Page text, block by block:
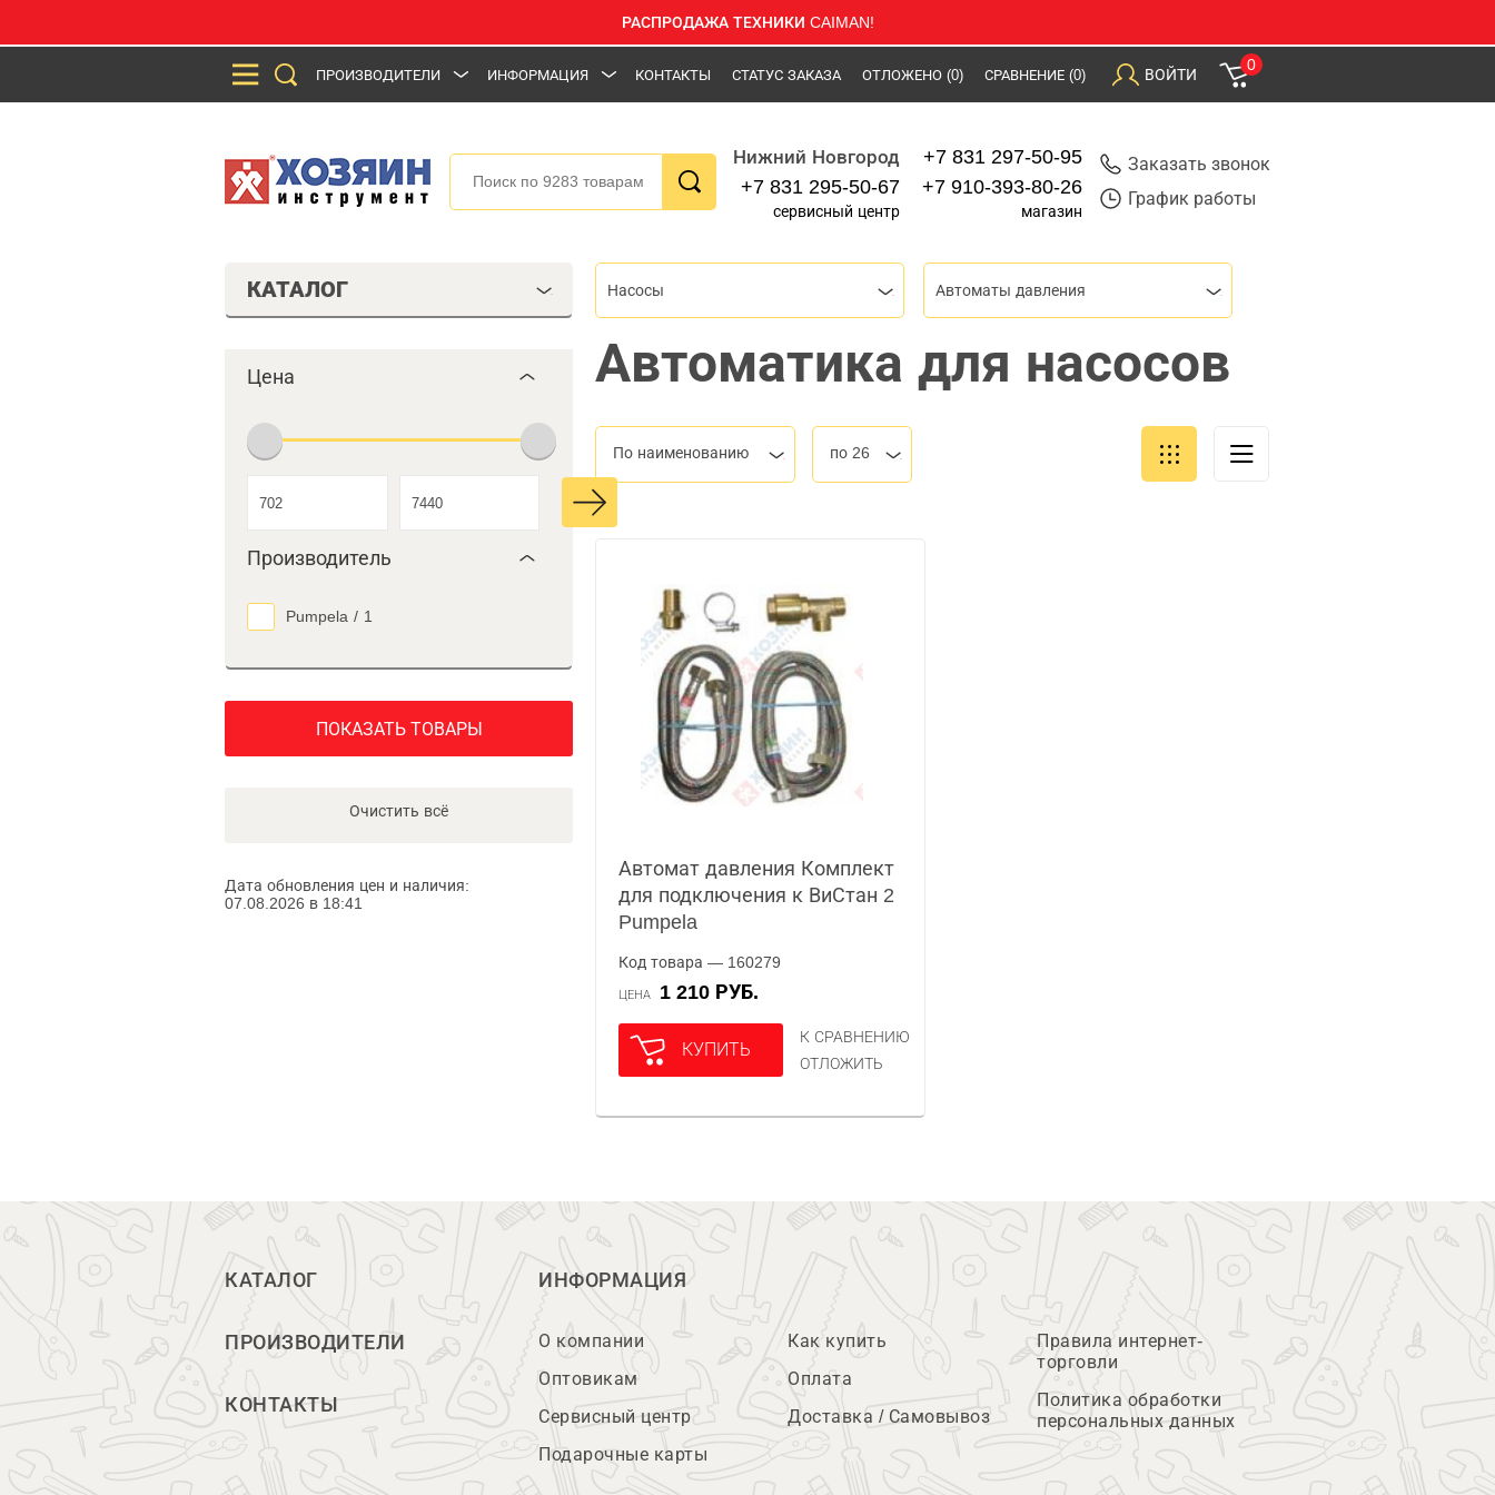
РАСПРОДАЖА ТЕХНИКИ CAIMAN!
ПРОИЗВОДИТЕЛИ ИНФОРМАЦИЯ КОНТАКТЫ СТАТУС ЗАКАЗА ОТЛОЖЕНО (0) СРАВНЕНИЕ (0) ВОЙТИ
0
Нижний Новгород
+7 831 295-50-67
сервисный центр
+7 831 297-50-95
+7 910-393-80-26
магазин
Заказать звонок
График работы
КАТАЛОГ
Цена
Производитель
Pumpela / 1
ПОКАЗАТЬ ТОВАРЫ
Очистить всё
Дата обновления цен и наличия:
07.08.2026 в 18:41
Насосы Автоматы давления
Автоматика для насосов
По наименованию по 26
Автомат давления Комплект
для подключения к ВиСтан 2
Pumpela
Код товара — 160279
ЦЕНА 1 210 РУБ.
КУПИТЬ
К СРАВНЕНИЮ
ОТЛОЖИТЬ
КАТАЛОГ
ПРОИЗВОДИТЕЛИ
КОНТАКТЫ
ИНФОРМАЦИЯ
О компании
Оптовикам
Сервисный центр
Подарочные карты
Как купить
Оплата
Доставка / Самовывоз
Правила интернет-
торговли
Политика обработки
персональных данных